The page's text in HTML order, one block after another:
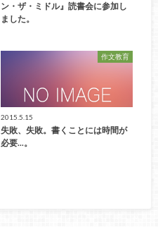
ン・ザ・ミドル』読書会に参加し
ました。
作文教育
2015.5.15
失敗、失敗。書くことには時間が
必要...。